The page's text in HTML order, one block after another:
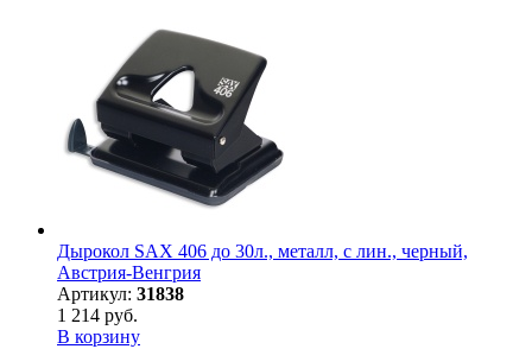
Дырокол SAX 406 до 30л., металл, с лин., черный,
Австрия-Венгрия
Артикул: 31838
1 214 руб.
В корзину